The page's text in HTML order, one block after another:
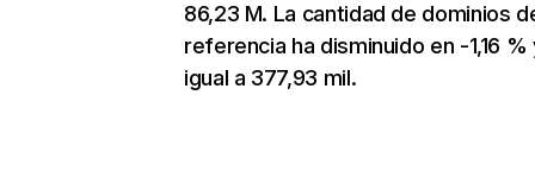
86,23 M. La cantidad de dominios
referencia ha disminuido en -1,16 %
igual a 377,93 mil.